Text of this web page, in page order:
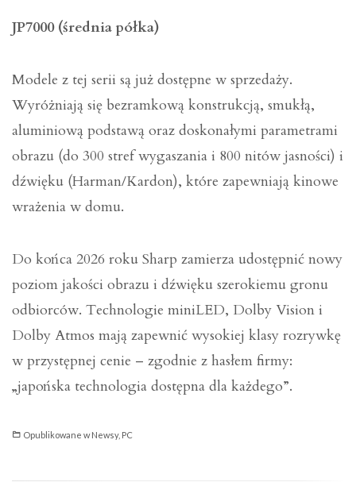
JP7000 (średnia półka)
Modele z tej serii są już dostępne w sprzedaży.
Wyróżniają się bezramkową konstrukcją, smukłą,
aluminiową podstawą oraz doskonałymi parametrami
obrazu (do 300 stref wygaszania i 800 nitów jasności) i
dźwięku (Harman/Kardon), które zapewniają kinowe
wrażenia w domu.
Do końca 2026 roku Sharp zamierza udostępnić nowy
poziom jakości obrazu i dźwięku szerokiemu gronu
odbiorców. Technologie miniLED, Dolby Vision i
Dolby Atmos mają zapewnić wysokiej klasy rozrywkę
w przystępnej cenie – zgodnie z hasłem firmy:
„japońska technologia dostępna dla każdego”.
Opublikowane wNewsy, PC